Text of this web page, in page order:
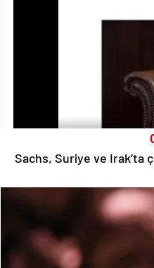
Sachs, Suriye ve Irak’ta